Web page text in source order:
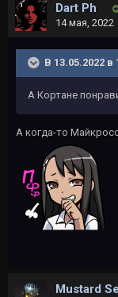
Dart Ph
14 мая, 2022
В 13.05.2022 в
А Кортане
А когда-то
Mustard